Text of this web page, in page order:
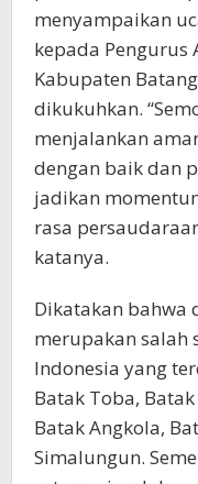
menyampaikan
kepada Pengurus
Kabupaten
dikukuhkan.
menjalankan
dengan baik dan
jadikan
rasa
katanya.
Dikatakan bahwa
merupakan salah
Indonesia yang
Batak Toba,
Batak Angkola,
Simalungun.